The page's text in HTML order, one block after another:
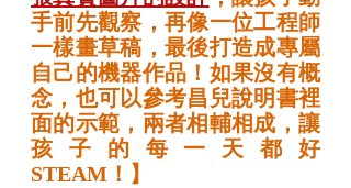
手前先觀察，再像一位工程師
一樣畫草稿，最後打造成專屬
自己的機器作品！如果沒有概
念，也可以參考昌兒說明書裡
面的示範，兩者相輔相成，讓
孩子的每一天都好
STEAM！】